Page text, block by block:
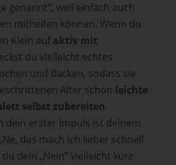
genannt“, weil einfach auch
mithelfen können. Wenn du
Klein aufaktiv mit
du vielleicht echtes
und Backen, sodass sie
Alter schon leichte
selbst zubereiten
dein erster Impuls ist deinem
das mach ich lieber schnell
dein „Nein“ vielleicht kurz